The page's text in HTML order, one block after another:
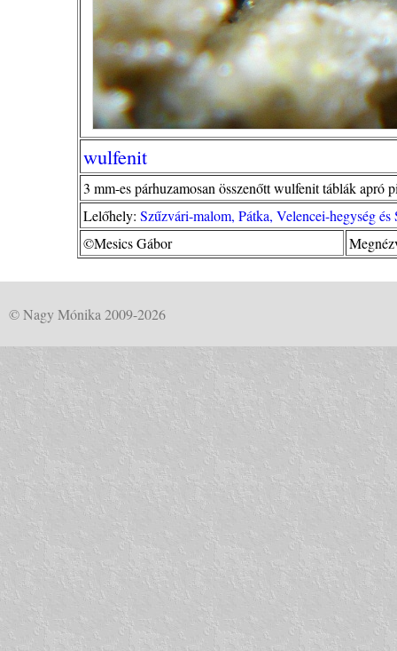
wulfenit
3 mm-es párhuzamosan összenőtt wulfenit táblák
Lelőhely: Szűzvári-malom, Pátka, Velencei-hegység és
©Mesics Gábor
© Nagy Mónika 2009-2026